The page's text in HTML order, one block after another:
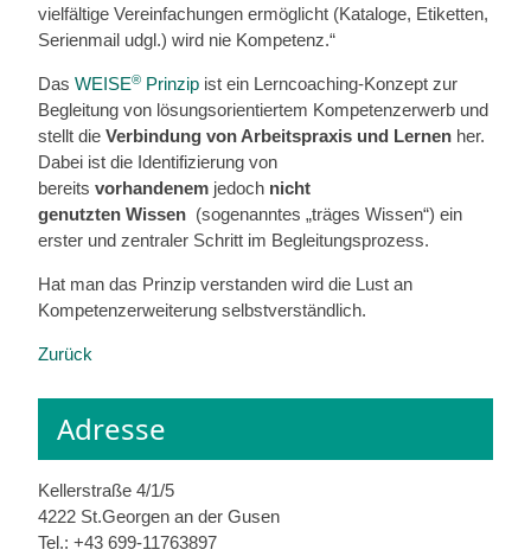
vielfältige Vereinfachungen ermöglicht (Kataloge, Etiketten,
Serienmail udgl.) wird nie Kompetenz.“
Das WEISE® Prinzip ist ein Lerncoaching-Konzept zur
Begleitung von lösungsorientiertem Kompetenzerwerb und
stellt die Verbindung von Arbeitspraxis und Lernen her.
Dabei ist die Identifizierung von
bereits vorhandenem jedoch nicht
genutzten Wissen (sogenanntes „träges Wissen“) ein
erster und zentraler Schritt im Begleitungsprozess.
Hat man das Prinzip verstanden wird die Lust an
Kompetenzerweiterung selbstverständlich.
Zurück
Adresse
Kellerstraße 4/1/5
4222 St.Georgen an der Gusen
Tel.: +43 699-11763897